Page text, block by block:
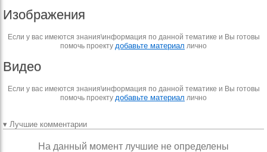
Изображения
Если у вас имеются знания\информация по данной тематике и Вы готовы
помочь проекту добавьте материал лично
Видео
Если у вас имеются знания\информация по данной тематике и Вы готовы
помочь проекту добавьте материал лично
▾ Лучшие комментарии
На данный момент лучшие не определены